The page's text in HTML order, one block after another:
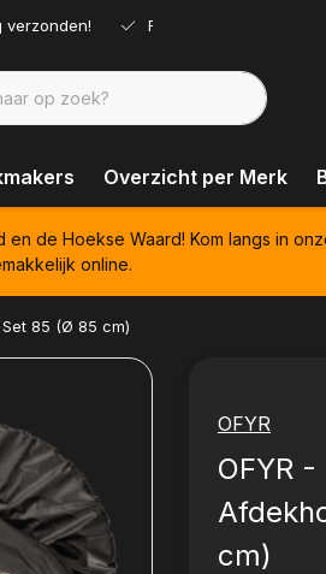
verzonden! Ruim assortiment!
Overzicht per Merk
de Hoekse Waard! Kom langs in
online.
85 (Ø 85 cm)
OFYR
OFYR
cm)